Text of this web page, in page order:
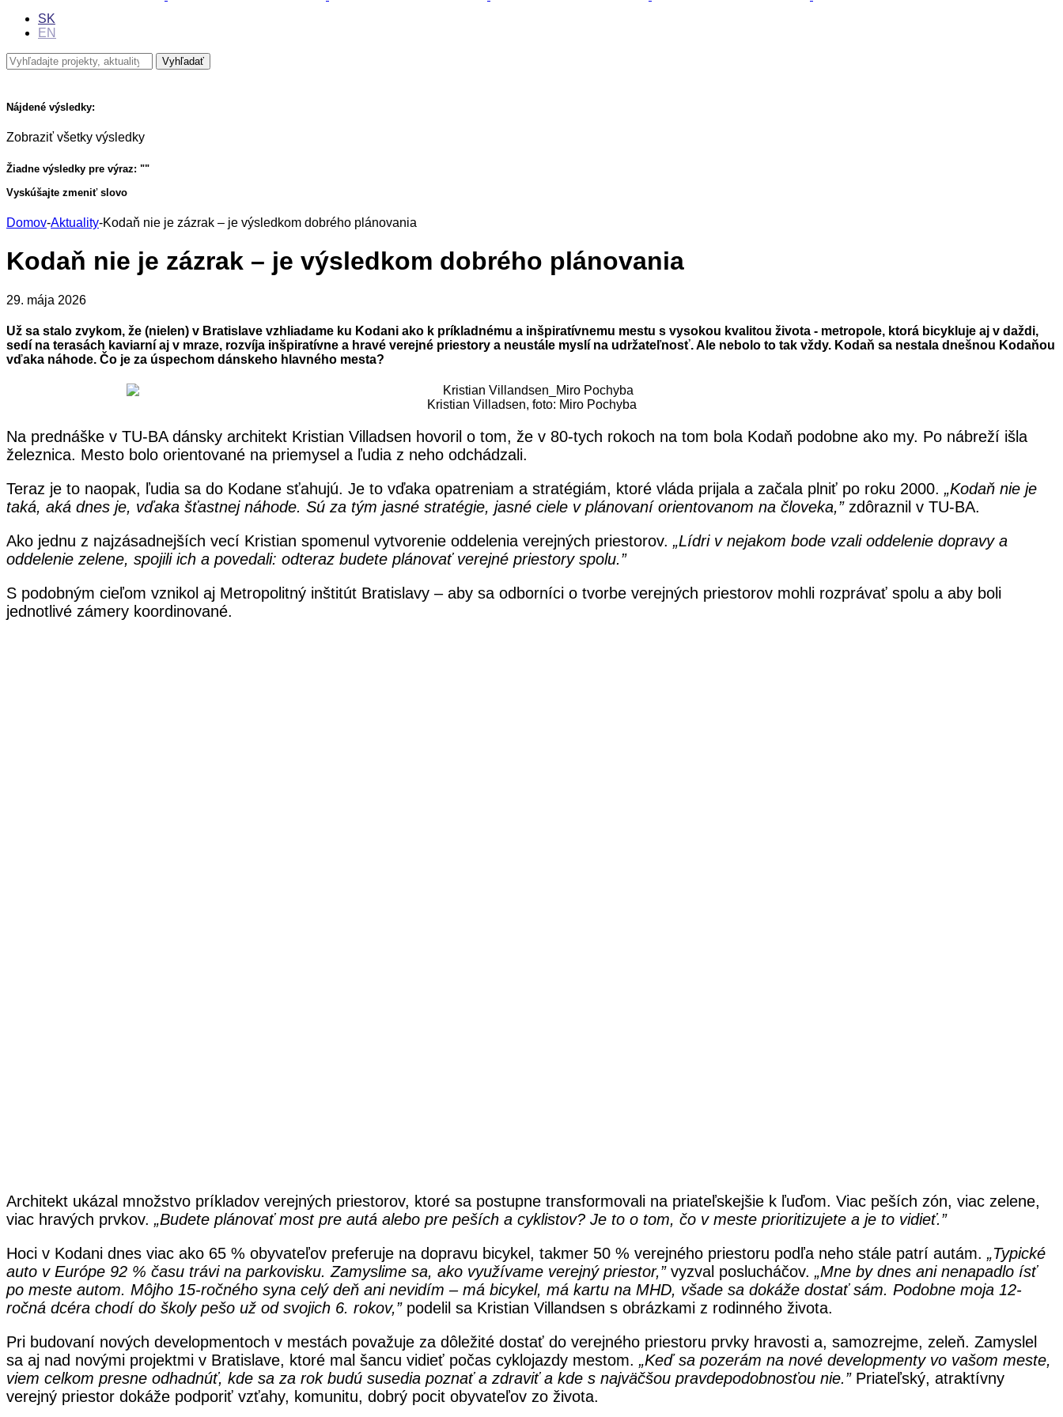
SK
EN
Nájdené výsledky:
Zobraziť všetky výsledky
Žiadne výsledky pre výraz: ""
Vyskúšajte zmeniť slovo
Domov-Aktuality-Kodaň nie je zázrak – je výsledkom dobrého plánovania
Kodaň nie je zázrak – je výsledkom dobrého plánovania
29. mája 2026
Už sa stalo zvykom, že (nielen) v Bratislave vzhliadame ku Kodani ako k príkladnému a inšpiratívnemu mestu s vysokou kvalitou života - metropole, ktorá bicykluje aj v daždi,
sedí na terasách kaviarní aj v mraze, rozvíja inšpiratívne a hravé verejné priestory a neustále myslí na udržateľnosť. Ale nebolo to tak vždy. Kodaň sa nestala dnešnou Kodaňou
vďaka náhode. Čo je za úspechom dánskeho hlavného mesta?
Kristian Villadsen, foto: Miro Pochyba
Na prednáške v TU-BA dánsky architekt Kristian Villadsen hovoril o tom, že v 80-tych rokoch na tom bola Kodaň podobne ako my. Po nábreží išla
železnica. Mesto bolo orientované na priemysel a ľudia z neho odchádzali.
Teraz je to naopak, ľudia sa do Kodane sťahujú. Je to vďaka opatreniam a stratégiám, ktoré vláda prijala a začala plniť po roku 2000. „Kodaň nie je
taká, aká dnes je, vďaka šťastnej náhode. Sú za tým jasné stratégie, jasné ciele v plánovaní orientovanom na človeka,”zdôraznil v TU-BA.
Ako jednu z najzásadnejších vecí Kristian spomenul vytvorenie oddelenia verejných priestorov. „Lídri v nejakom bode vzali oddelenie dopravy a
oddelenie zelene, spojili ich a povedali: odteraz budete plánovať verejné priestory spolu.”
S podobným cieľom vznikol aj Metropolitný inštitút Bratislavy – aby sa odborníci o tvorbe verejných priestorov mohli rozprávať spolu a aby boli
jednotlivé zámery koordinované.
Architekt ukázal množstvo príkladov verejných priestorov, ktoré sa postupne transformovali na priateľskejšie k ľuďom. Viac peších zón, viac zelene,
viac hravých prvkov. „Budete plánovať most pre autá alebo pre peších a cyklistov? Je to o tom, čo v meste prioritizujete a je to vidieť.”
Hoci v Kodani dnes viac ako 65 % obyvateľov preferuje na dopravu bicykel, takmer 50 % verejného priestoru podľa neho stále patrí autám. „Typické
auto v Európe 92 % času trávi na parkovisku. Zamyslime sa, ako využívame verejný priestor,”vyzval poslucháčov. „Mne by dnes ani nenapadlo ísť
po meste autom. Môjho 15-ročného syna celý deň ani nevidím – má bicykel, má kartu na MHD, všade sa dokáže dostať sám. Podobne moja 12-
ročná dcéra chodí do školy pešo už od svojich 6. rokov,”podelil sa Kristian Villandsen s obrázkami z rodinného života.
Pri budovaní nových developmentoch v mestách považuje za dôležité dostať do verejného priestoru prvky hravosti a, samozrejme, zeleň. Zamyslel
sa aj nad novými projektmi v Bratislave, ktoré mal šancu vidieť počas cyklojazdy mestom. „Keď sa pozerám na nové developmenty vo vašom meste,
viem celkom presne odhadnúť, kde sa za rok budú susedia poznať a zdraviť a kde s najväčšou pravdepodobnosťou nie.”Priateľský, atraktívny
verejný priestor dokáže podporiť vzťahy, komunitu, dobrý pocit obyvateľov zo života.